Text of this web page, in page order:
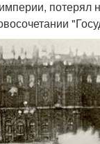
потерял